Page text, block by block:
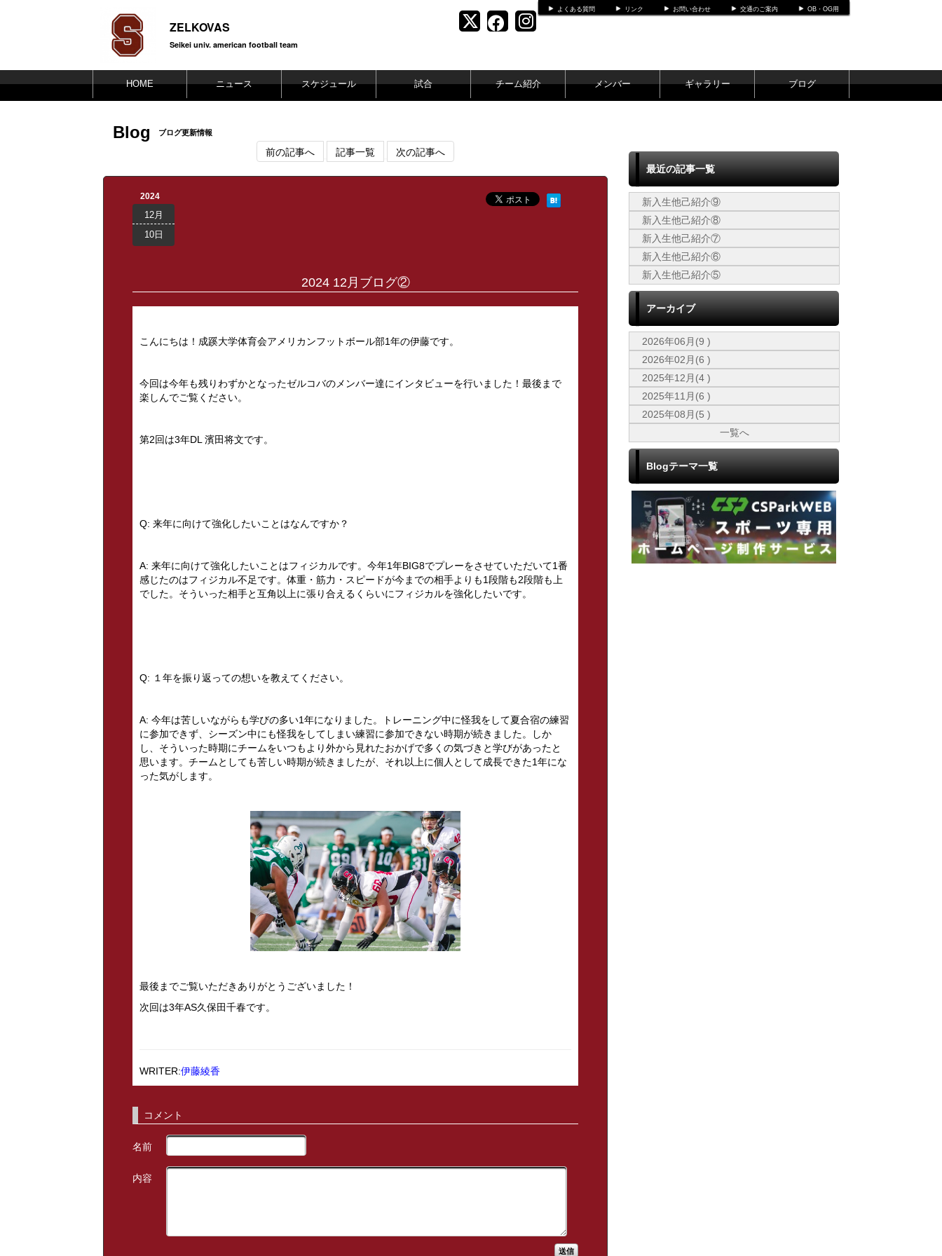
よくある質問 リンク お問い合わせ 交通のご案内 OB・OG用
ZELKOVAS
Seikei univ. american football team
HOME ニュース スケジュール 試合 チーム紹介 メンバー ギャラリー ブログ
Blog ブログ更新情報
前の記事へ 記事一覧 次の記事へ
2024
12月
10日
2024 12月ブログ②
こんにちは！成蹊大学体育会アメリカンフットボール部1年の伊藤です。
今回は今年も残りわずかとなったゼルコバのメンバー達にインタビューを行いました！最後まで
楽しんでご覧ください。
第2回は3年DL 濱田将文です。
Q: 来年に向けて強化したいことはなんですか？
A: 来年に向けて強化したいことはフィジカルです。今年1年BIG8でプレーをさせていただいて1番
感じたのはフィジカル不足です。体重・筋力・スピードが今までの相手よりも1段階も2段階も上
でした。そういった相手と互角以上に張り合えるくらいにフィジカルを強化したいです。
Q: １年を振り返っての想いを教えてください。
A: 今年は苦しいながらも学びの多い1年になりました。トレーニング中に怪我をして夏合宿の練習
に参加できず、シーズン中にも怪我をしてしまい練習に参加できない時期が続きました。しか
し、そういった時期にチームをいつもより外から見れたおかげで多くの気づきと学びがあったと
思います。チームとしても苦しい時期が続きましたが、それ以上に個人として成長できた1年にな
った気がします。
最後までご覧いただきありがとうございました！
次回は3年AS久保田千春です。
WRITER:伊藤綾香
コメント
名前
内容
最近の記事一覧
新入生他己紹介⑨
新入生他己紹介⑧
新入生他己紹介⑦
新入生他己紹介⑥
新入生他己紹介⑤
アーカイブ
2026年06月(9 )
2026年02月(6 )
2025年12月(4 )
2025年11月(6 )
2025年08月(5 )
一覧へ
Blogテーマ一覧